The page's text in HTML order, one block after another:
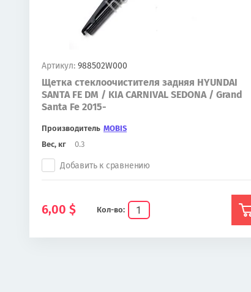
Артикул: 988502W000
Щетка стеклоочистителя задняя HYUNDAI
SANTA FE DM / KIA CARNIVAL SEDONA / Grand
Santa Fe 2015-
Производитель MOBIS
Вес, кг
0.3
Кол-во:
Добавить к сравнению
6,00 $